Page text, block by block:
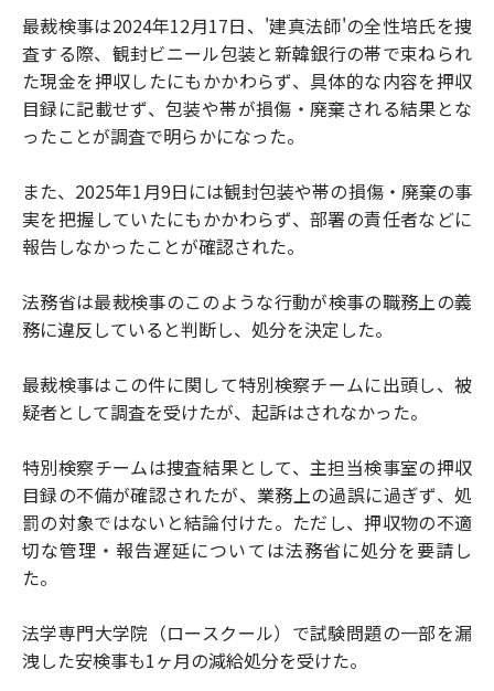
最裁検事は2024年12月17日、'建真法師'の全性培氏を捜
査する際、観封ビニール包装と新韓銀行の帯で束ねられ
た現金を押収したにもかかわらず、具体的な内容を押収
目録に記載せず、包装や帯が損傷・廃棄される結果とな
ったことが調査で明らかになった。
また、2025年1月9日には観封包装や帯の損傷・廃棄の事
実を把握していたにもかかわらず、部署の責任者などに
報告しなかったことが確認された。
法務省は最裁検事のこのような行動が検事の職務上の義
務に違反していると判断し、処分を決定した。
最裁検事はこの件に関して特別検察チームに出頭し、被
疑者として調査を受けたが、起訴はされなかった。
特別検察チームは捜査結果として、主担当検事室の押収
目録の不備が確認されたが、業務上の過誤に過ぎず、処
罰の対象ではないと結論付けた。ただし、押収物の不適
切な管理・報告遅延については法務省に処分を要請し
た。
法学専門大学院（ロースクール）で試験問題の一部を漏
洩した安検事も1ヶ月の減給処分を受けた。